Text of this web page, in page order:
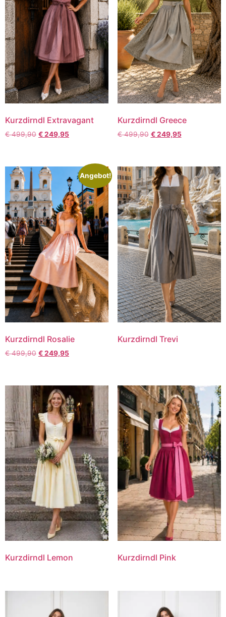
Kurzdirndl Extravagant
€499,90 €249,95
Kurzdirndl Greece
€499,90 €249,95
Angebot!
Kurzdirndl Rosalie
€499,90 €249,95
Kurzdirndl Trevi
Kurzdirndl Lemon Kurzdirndl Pink